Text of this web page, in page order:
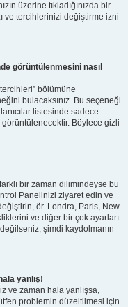
üzerine tıkladığınızda bir
ve tercihlerinizi değiştirme izni
görüntülenmesini nasıl
bölümüne
bulacaksınız. Bu seçeneği
listesinde sadece
Böylece gizli
bir zaman dilimindeyse bu
Panelinizi ziyaret edin ve
ör. Londra, Paris, New
ve diğer bir çok ayarları
değilseniz, şimdi kaydolmanın
yanlış!
ve zaman hala yanlışsa,
problemin düzeltilmesi için